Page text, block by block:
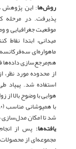
روش‌ها‌: این پژوهش
پذیرفت. در مرحله
موقعیت جغرافیایی
میدانی، ابتدا نقاط
ماهواره‌ای
هم‌مرجع‌سازی
از محدوده مورد نظر،
استفاده شد. پهپاد
هوایی با وضوح بالا
شد تا امکان
یافته‌ها: پس از
مجموعه‌ای از